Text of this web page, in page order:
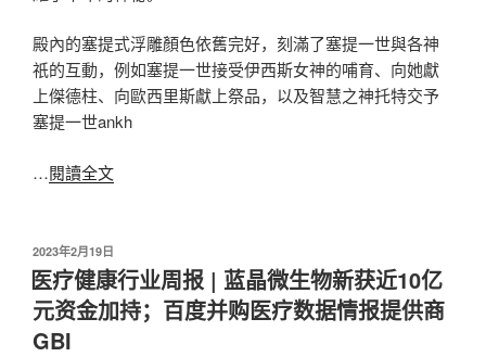
殿內的塞提式浮雕顏色依舊完好，刻滿了塞提一世與各神
祇的互動，例如塞提一世接受伊西斯女神的哺育、向她獻
上傑德柱、向歐西里斯獻上祭品，以及智慧之神托特交予
塞提一世ankh
…閱讀全文
发
布
于
2023年2月19日
医疗健康行业周报 | 蓝晶微生物新获近10亿
元资金加持；百度并购医疗数据情报提供商
GBI